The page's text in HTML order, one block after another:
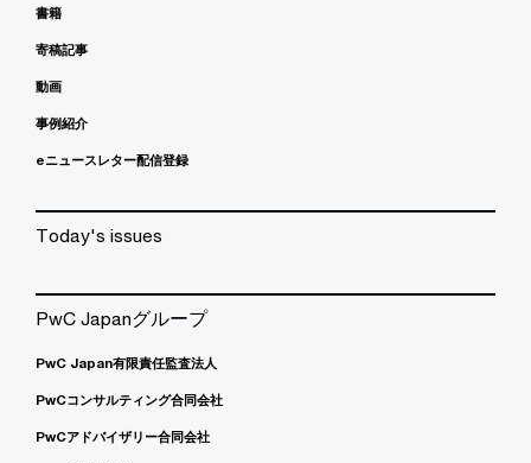
書籍
寄稿記事
動画
事例紹介
eニュースレター配信登録
Today's issues
PwC Japanグループ
PwC Japan有限責任監査法人
PwCコンサルティング合同会社
PwCアドバイザリー合同会社